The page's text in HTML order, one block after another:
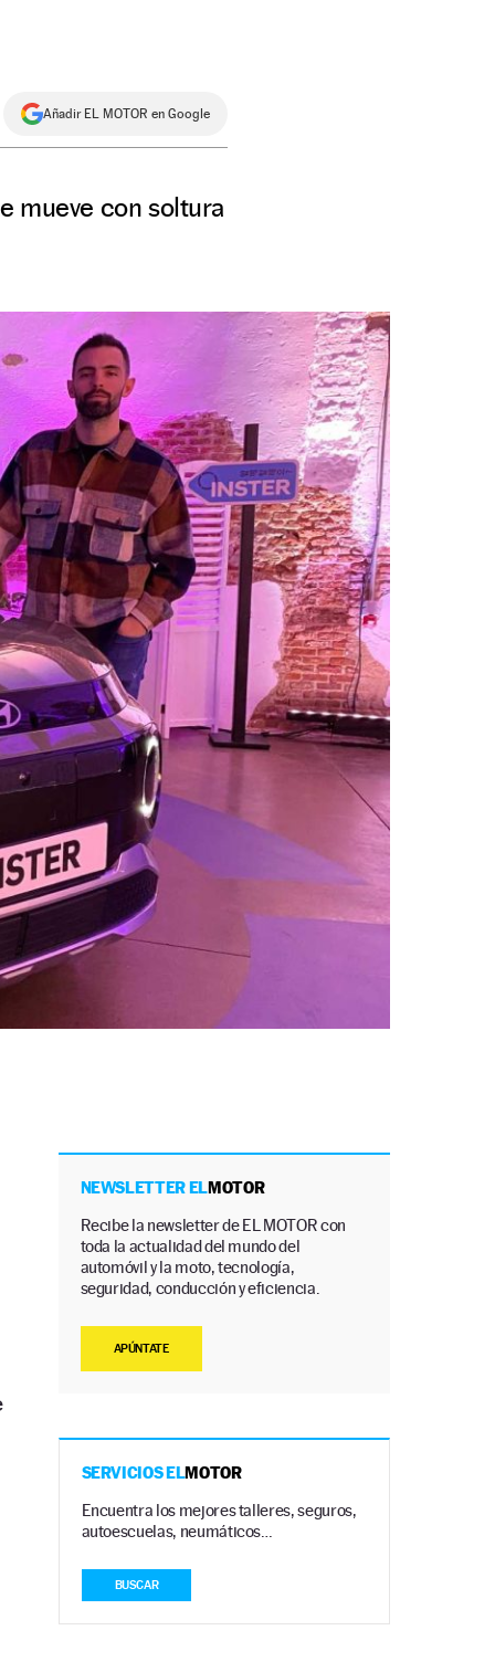
Añadir EL MOTOR en Google
mueve con soltura
NEWSLETTER ELMOTOR
Recibe la newsletter de EL MOTOR con
toda la actualidad del mundo del
automóvil y la moto, tecnología,
seguridad, conducción y eficiencia.
APÚNTATE
SERVICIOS ELMOTOR
Encuentra los mejores talleres, seguros,
autoescuelas, neumáticos…
BUSCAR